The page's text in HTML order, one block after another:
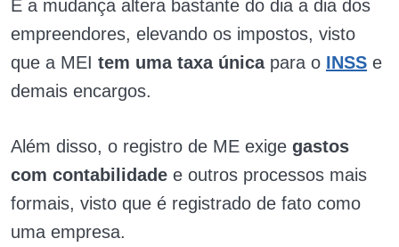
E a mudança altera bastante do dia a dia dos
empreendores, elevando os impostos, visto
que a MEI tem uma taxa única para o INSS e
demais encargos.
Além disso, o registro de ME exige gastos
com contabilidade e outros processos mais
formais, visto que é registrado de fato como
uma empresa.